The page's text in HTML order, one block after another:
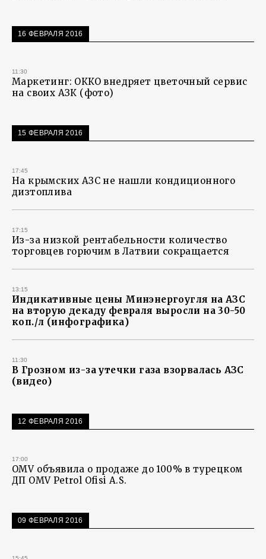
16 ФЕВРАЛЯ 2016
11:30
Маркетинг: ОККО внедряет цветочный сервис
на своих АЗК (фото)
15 ФЕВРАЛЯ 2016
17:45
На крымских АЗС не нашли кондиционного
дизтоплива
17:15
Из-за низкой рентабельности количество
торговцев горючим в Латвии сокращается
13:15
Индикативные цены Минэнергоугля на АЗС
на вторую декаду февраля выросли на 30-50
коп./л (инфографика)
11:30
В Грозном из-за утечки газа взорвалась АЗС
(видео)
12 ФЕВРАЛЯ 2016
17:00
OMV объявила о продаже до 100% в турецком
ДП OMV Petrol Ofisi A.S.
09 ФЕВРАЛЯ 2016